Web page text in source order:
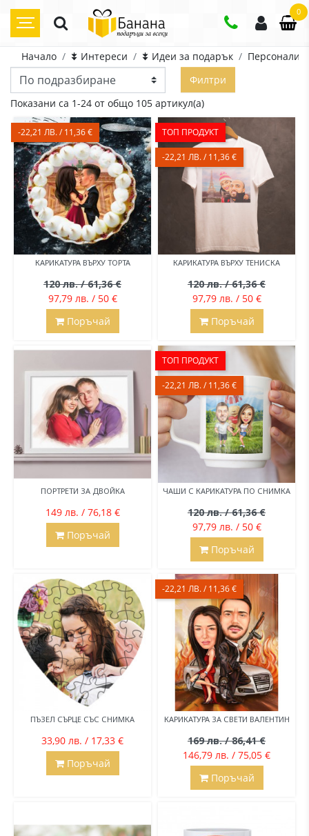
0
Начало ⯯ Интереси ⯯ Идеи за подарък
Филтри
Показани са 1-24 от общо 105 артикул(а)
КАРИКАТУРА ВЪРХУ ТОРТА
120 лв. / 61,36 €
97,79 лв. / 50 €
-22,21 ЛВ. / 11,36 €
Поръчай
КАРИКАТУРА ВЪРХУ ТЕНИСКА
120 лв. / 61,36 €
97,79 лв. / 50 €
ТОП ПРОДУКТ
-22,21 ЛВ. / 11,36 €
Поръчай
ПОРТРЕТИ ЗА ДВОЙКА
149 лв. / 76,18 €
Поръчай
ЧАШИ С КАРИКАТУРА ПО СНИМКА
120 лв. / 61,36 €
97,79 лв. / 50 €
ТОП ПРОДУКТ
-22,21 ЛВ. / 11,36 €
Поръчай
ПЪЗЕЛ СЪРЦЕ СЪС СНИМКА
33,90 лв. / 17,33 €
Поръчай
КАРИКАТУРА ЗА СВЕТИ ВАЛЕНТИН
169 лв. / 86,41 €
146,79 лв. / 75,05 €
-22,21 ЛВ. / 11,36 €
Поръчай